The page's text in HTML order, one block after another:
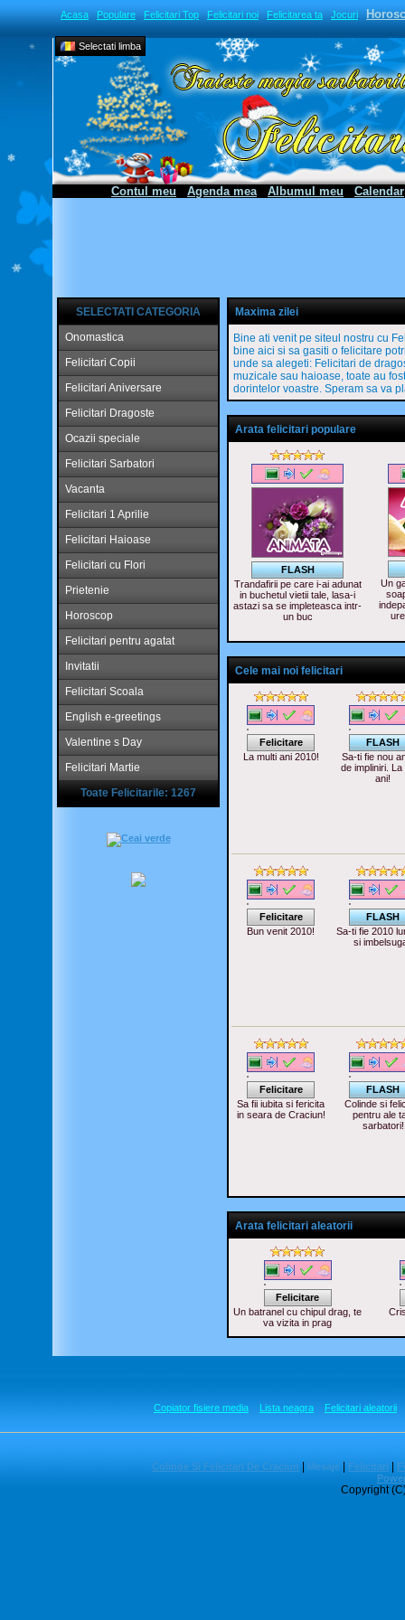
Acasa Populare Felicitari Top Felicitari noi Felicitarea ta Jocuri
Selectati limba
Contul meu Agenda mea Albumul meu Calendar
SELECTATI CATEGORIA
Onomastica
Felicitari Copii
Felicitari Aniversare
Felicitari Dragoste
Ocazii speciale
Felicitari Sarbatori
Vacanta
Felicitari 1 Aprilie
Felicitari Haioase
Felicitari cu Flori
Prietenie
Horoscop
Felicitari pentru agatat
Invitatii
Felicitari Scoala
English e-greetings
Valentine s Day
Felicitari Martie
Toate Felicitarile: 1267
Maxima zilei
Bine ati venit pe siteul nostru cu
bine aici si sa gasiti o felicitare
unde sa alegeti: Felicitari de
muzicale sau haioase, toate au
dorintelor voastre. Speram sa va
Arata felicitari populare
FLASH
Trandafirii pe care i-ai adunat
in buchetul vietii tale, lasa-i
astazi sa se impleteasca intr-
un buc
Un
Cele mai noi felicitari
Felicitare
La multi ani 2010!
FLASH
Sa-ti fie nou
de impliniri. La
ani!
Felicitare
Bun venit 2010!
FLASH
Sa-ti fie 2010
si
Felicitare
Sa fii iubita si fericita
in seara de Craciun!
FLASH
Colinde si
pentru ale
sarbatori!
Arata felicitari aleatorii
Felicitare
Un batranel cu chipul drag, te
va vizita in prag
Copiator fisiere media Lista neagra Felicitari aleatorii
Colinde Si Felicitari De Craciun Mesaje Felicitari
Copyright